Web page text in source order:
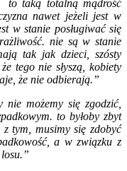
to taką totalną mądrość
nawet jeżeli jest w
w stanie posługiwać się
nie są w stanie
tak jak dzieci, szósty
tego nie słyszą, kobiety
że nie odbierają.”
nie możemy się zgodzić,
to byłoby zbyt
tym, musimy się zdobyć
a w związku z